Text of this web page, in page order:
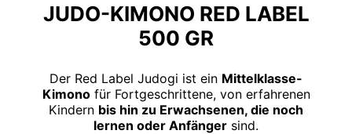
JUDO-KIMONO RED LABEL
500 GR
Der Red Label Judogi ist ein Mittelklasse-
Kimonofür Fortgeschrittene, von erfahrenen
Kindern bis hin zu Erwachsenen, die noch
lernen oder Anfänger sind.